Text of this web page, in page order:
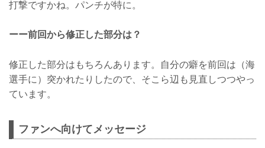
打撃ですかね。パンチが特に。
ーー前回から修正した部分は？
修正した部分はもちろんあります。自分の癖を前回は（海
選手に）突かれたりしたので、そこら辺も見直しつつやっ
ています。
ファンへ向けてメッセージ